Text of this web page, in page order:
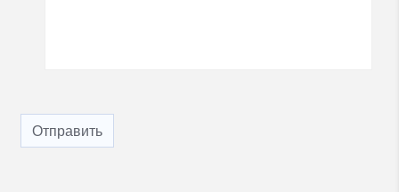
Отправить